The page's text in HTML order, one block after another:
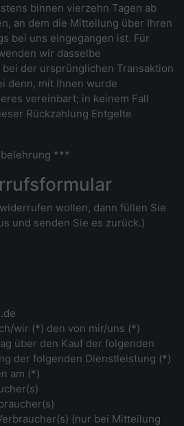
binnen vierzehn Tagen ab
an dem die Mitteilung über Ihren
bei uns eingegangen ist. Für
wir dasselbe
der ursprünglichen Transaktion
denn, mit Ihnen wurde
vereinbart; in keinem Fall
Rückzahlung Entgelte
***
wollen, dann füllen Sie
und senden Sie es zurück.)
wir (*) den von mir/uns (*)
über den Kauf der folgenden
der folgenden Dienstleistung (*)
am (*)
(nur bei Mitteilung